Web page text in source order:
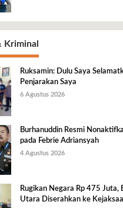
Kriminal
Ruksamin: Dulu Saya
Penjarakan Saya
6 Agustus 2026
Burhanuddin Resmi
pada Febrie Adriansyah
4 Agustus 2026
Rugikan Negara Rp 475 Juta,
Utara Diserahkan ke